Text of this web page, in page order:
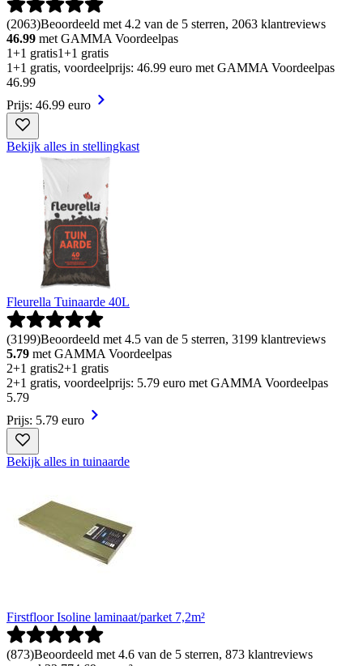
(2063)Beoordeeld met 4.2 van de 5 sterren, 2063 klantreviews
46.99 met GAMMA Voordeelpas
1+1 gratis1+1 gratis
1+1 gratis, voordeelprijs: 46.99 euro met GAMMA Voordeelpas
46.99
Prijs: 46.99 euro
Bekijk alles in stellingkast
Fleurella Tuinaarde 40L
(3199)Beoordeeld met 4.5 van de 5 sterren, 3199 klantreviews
5.79 met GAMMA Voordeelpas
2+1 gratis2+1 gratis
2+1 gratis, voordeelprijs: 5.79 euro met GAMMA Voordeelpas
5.79
Prijs: 5.79 euro
Bekijk alles in tuinaarde
Firstfloor Isoline laminaat/parket 7,2m²
(873)Beoordeeld met 4.6 van de 5 sterren, 873 klantreviews